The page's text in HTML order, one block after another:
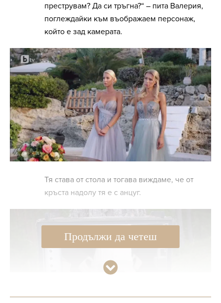
преструвам? Да си тръгна?“ – пита Валерия,
поглеждайки към въображаем персонаж,
който е зад камерата.
Тя става от стола и тогава виждаме, че от
кръста надолу тя е с анцуг.
Продължи да четеш